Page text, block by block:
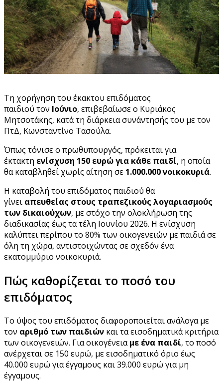
Τη χορήγηση του έκακτου επιδόματος
παιδιού τον Ιούνιο, επιβεβαίωσε ο Κυριάκος
Μητσοτάκης, κατά τη διάρκεια συνάντησής του με τον
ΠτΔ, Κωνσταντίνο Τασούλα.
Όπως τόνισε ο πρωθυπουργός, πρόκειται για
έκτακτη ενίσχυση 150 ευρώγια κάθε παιδί, η οποία
θα καταβληθεί χωρίς αίτηση σε 1.000.000 νοικοκυριά.
Η καταβολή του επιδόματος παιδιού θα
γίνει απευθείας στους τραπεζικούς λογαριασμούς
των δικαιούχων, με στόχο την ολοκλήρωση της
διαδικασίας έως τα τέλη Ιουνίου 2026. Η ενίσχυση
καλύπτει περίπου το 80% των οικογενειών με παιδιά σε
όλη τη χώρα, αντιστοιχώντας σε σχεδόν ένα
εκατομμύριο νοικοκυριά.
Πώς καθορίζεται το ποσό του
επιδόματος
Το ύψος του επιδόματος διαφοροποιείται ανάλογα με
τον αριθμό των παιδιών και τα εισοδηματικά κριτήρια
των οικογενειών. Για οικογένειαμε ένα παιδί, το ποσό
ανέρχεται σε 150 ευρώ, με εισοδηματικό όριο έως
40.000 ευρώ για έγγαμους και 39.000 ευρώ για μη
έγγαμους.